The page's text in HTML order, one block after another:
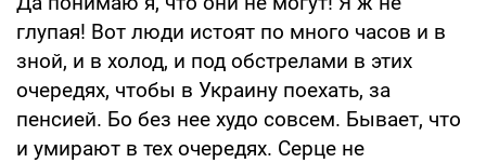
глупая! Вот люди истоят по много часов и в
зной, и в холод, и под обстрелами в этих
очередях, чтобы в Украину поехать, за
пенсией. Бо без нее худо совсем. Бывает, что
и умирают в тех очередях. Серце не